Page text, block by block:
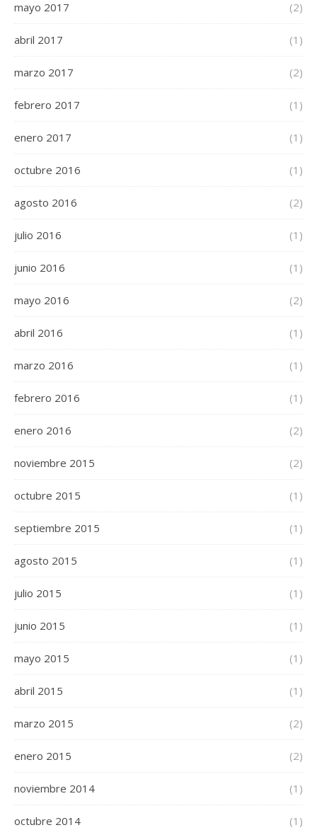
mayo 2017 (2)
abril 2017 (1)
marzo 2017 (2)
febrero 2017 (1)
enero 2017 (1)
octubre 2016 (1)
agosto 2016 (2)
julio 2016 (1)
junio 2016 (1)
mayo 2016 (2)
abril 2016 (1)
marzo 2016 (1)
febrero 2016 (1)
enero 2016 (2)
noviembre 2015 (2)
octubre 2015 (1)
septiembre 2015 (1)
agosto 2015 (1)
julio 2015 (1)
junio 2015 (1)
mayo 2015 (1)
abril 2015 (1)
marzo 2015 (2)
enero 2015 (2)
noviembre 2014 (1)
octubre 2014 (1)